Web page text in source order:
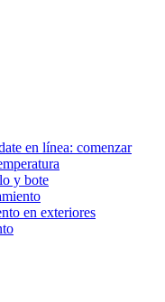
en línea: comenzar
y bote
en exteriores